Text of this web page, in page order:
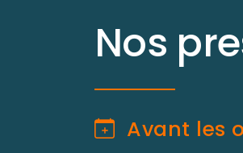
Nos
Avant les